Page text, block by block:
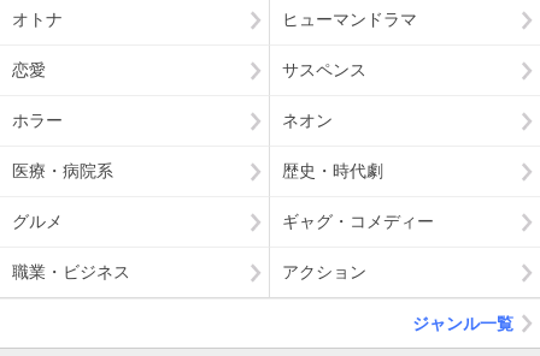
オトナ ヒューマンドラマ
恋愛 サスペンス
ホラー ネオン
医療・病院系 歴史・時代劇
グルメ ギャグ・コメディー
職業・ビジネス アクション
ジャンル一覧